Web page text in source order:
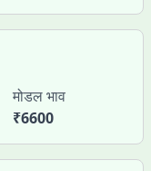
मोडल भाव
₹6600